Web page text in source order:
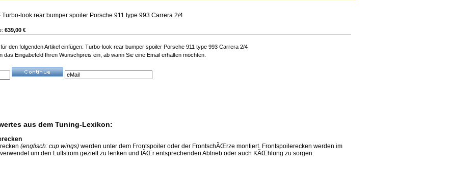
Turbo-look rear bumper spoiler Porsche 911 type 993 Carrera 2/4
639,00 €
den folgenden Artikel einfügen: Turbo-look rear bumper spoiler Porsche 911 type 993 Carrera 2/4
das Eingabefeld Ihren Wunschpreis ein, ab wann Sie eine Email erhalten möchten.
aus dem Tuning-Lexikon:
(englisch: cup wings) werden unter dem Frontspoiler oder der FrontschÃŒrze montiert. Frontspoilerecken werden im
verwendet um den Luftstrom gezielt zu lenken und fÃŒr entsprechenden Abtrieb oder auch KÃŒhlung zu sorgen.